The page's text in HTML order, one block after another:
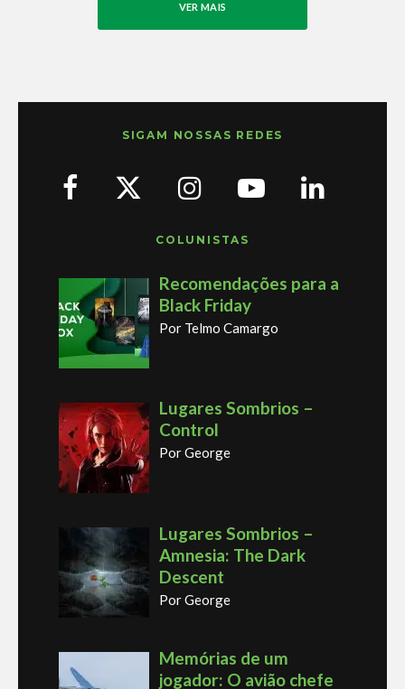
VER MAIS
SIGAM NOSSAS REDES
COLUNISTAS
Recomendações para a
Black Friday
Por Telmo Camargo
Lugares Sombrios –
Control
Por George
Lugares Sombrios –
Amnesia: The Dark
Descent
Por George
Memórias de um
jogador: O avião chefe